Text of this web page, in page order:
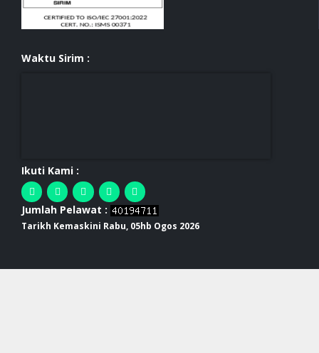
Waktu Sirim :
Ikuti Kami :
Jumlah Pelawat :
Tarikh Kemaskini Rabu, 05hb Ogos 2026